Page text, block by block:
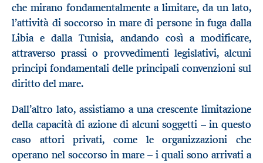
che mirano fondamentalmente a limitare, da un lato,
l’attività di soccorso in mare di persone in fuga dalla
Libia e dalla Tunisia, andando così a modificare,
attraverso prassi o provvedimenti legislativi, alcuni
principi fondamentali delle principali convenzioni sul
diritto del mare.
Dall’altro lato, assistiamo a una crescente limitazione
della capacità di azione di alcuni soggetti – in questo
caso attori privati, come le organizzazioni che
operano nel soccorso in mare – i quali sono arrivati a